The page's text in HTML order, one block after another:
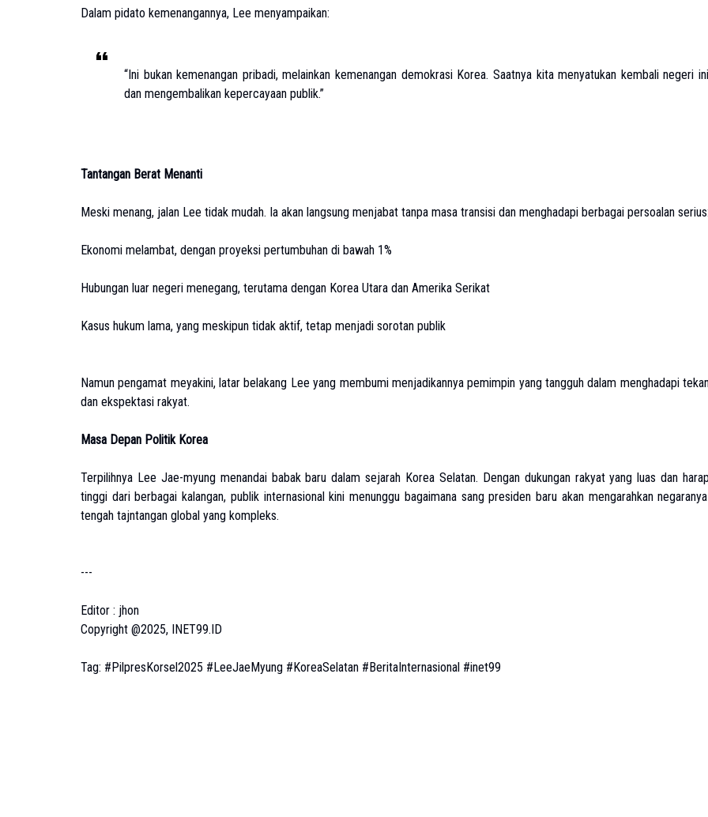
Dalam pidato kemenangannya, Lee menyampaikan:
“Ini bukan kemenangan pribadi, melainkan kemenangan demokrasi Korea. Saatnya kita menyatukan kembali negeri ini
dan mengembalikan kepercayaan publik.”
Tantangan Berat Menanti
Meski menang, jalan Lee tidak mudah. Ia akan langsung menjabat tanpa masa transisi dan menghadapi berbagai persoalan serius:
Ekonomi melambat, dengan proyeksi pertumbuhan di bawah 1%
Hubungan luar negeri menegang, terutama dengan Korea Utara dan Amerika Serikat
Kasus hukum lama, yang meskipun tidak aktif, tetap menjadi sorotan publik
Namun pengamat meyakini, latar belakang Lee yang membumi menjadikannya pemimpin yang tangguh dalam menghadapi
dan ekspektasi rakyat.
Masa Depan Politik Korea
Terpilihnya Lee Jae-myung menandai babak baru dalam sejarah Korea Selatan. Dengan dukungan rakyat yang luas dan
tinggi dari berbagai kalangan, publik internasional kini menunggu bagaimana sang presiden baru akan mengarahkan
tengah tajntangan global yang kompleks.
---
Editor : jhon
Copyright @2025, INET99.ID
Tag: #PilpresKorsel2025 #LeeJaeMyung #KoreaSelatan #BeritaInternasional #inet99